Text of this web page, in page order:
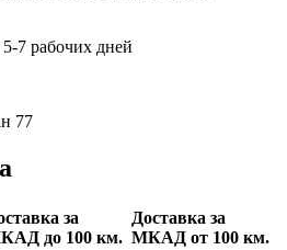
5-7 рабочих дней
77
за
до 100 км.
Доставка за
МКАД от 100 км.